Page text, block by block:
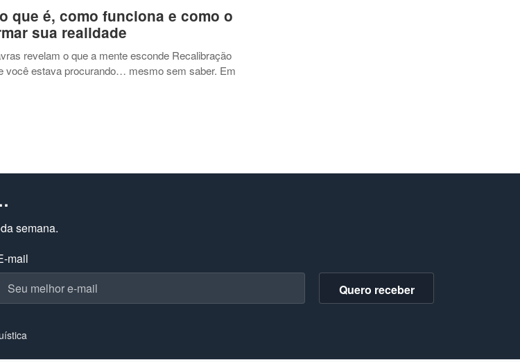
que é, como funciona e como o
sua realidade
revelam o que a mente esconde Recalibração
você estava procurando… mesmo sem saber. Em
semana.
mail
Quero receber